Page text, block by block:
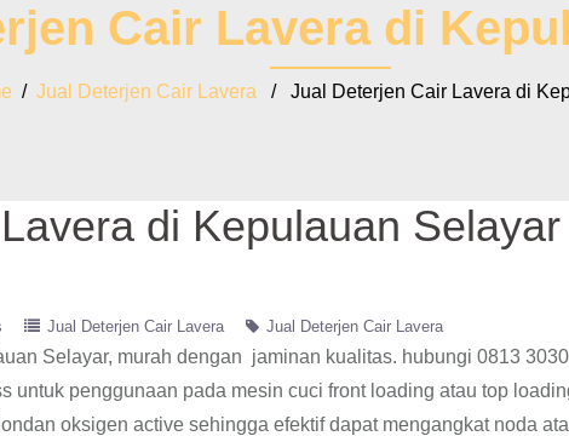
Cair Lavera di
/ Jual Deterjen Cair Lavera / Jual Deterjen Cair Lavera di
di Kepulauan Selayar
Jual Deterjen Cair Lavera Jual Deterjen Cair Lavera
Selayar, murah dengan jaminan kualitas. hubungi 0813
untuk penggunaan pada mesin cuci front loading atau top
oksigen active sehingga efektif dapat mengangkat noda